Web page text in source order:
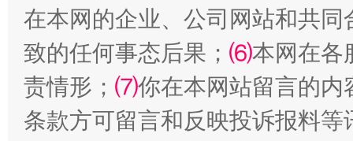
在本网的企业、公司网站和共
致的任何事态后果； ⑹本网在各
责情形； ⑺你在本网站留言的内
条款方可留言和反映投诉报料